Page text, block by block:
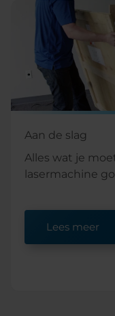
Aan de slag
Alles wat je
lasermachine
Lees meer